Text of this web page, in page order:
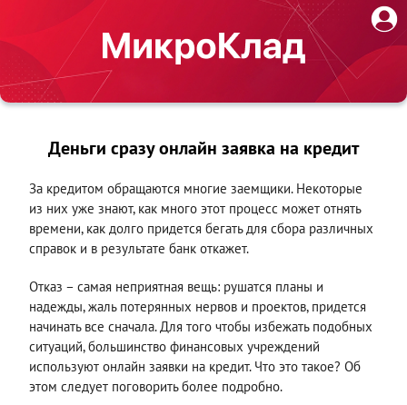
Деньги сразу онлайн заявка на кредит
За кредитом обращаются многие заемщики. Некоторые
из них уже знают, как много этот процесс может отнять
времени, как долго придется бегать для сбора различных
справок и в результате банк откажет.
Отказ – самая неприятная вещь: рушатся планы и
надежды, жаль потерянных нервов и проектов, придется
начинать все сначала. Для того чтобы избежать подобных
ситуаций, большинство финансовых учреждений
используют онлайн заявки на кредит. Что это такое? Об
этом следует поговорить более подробно.